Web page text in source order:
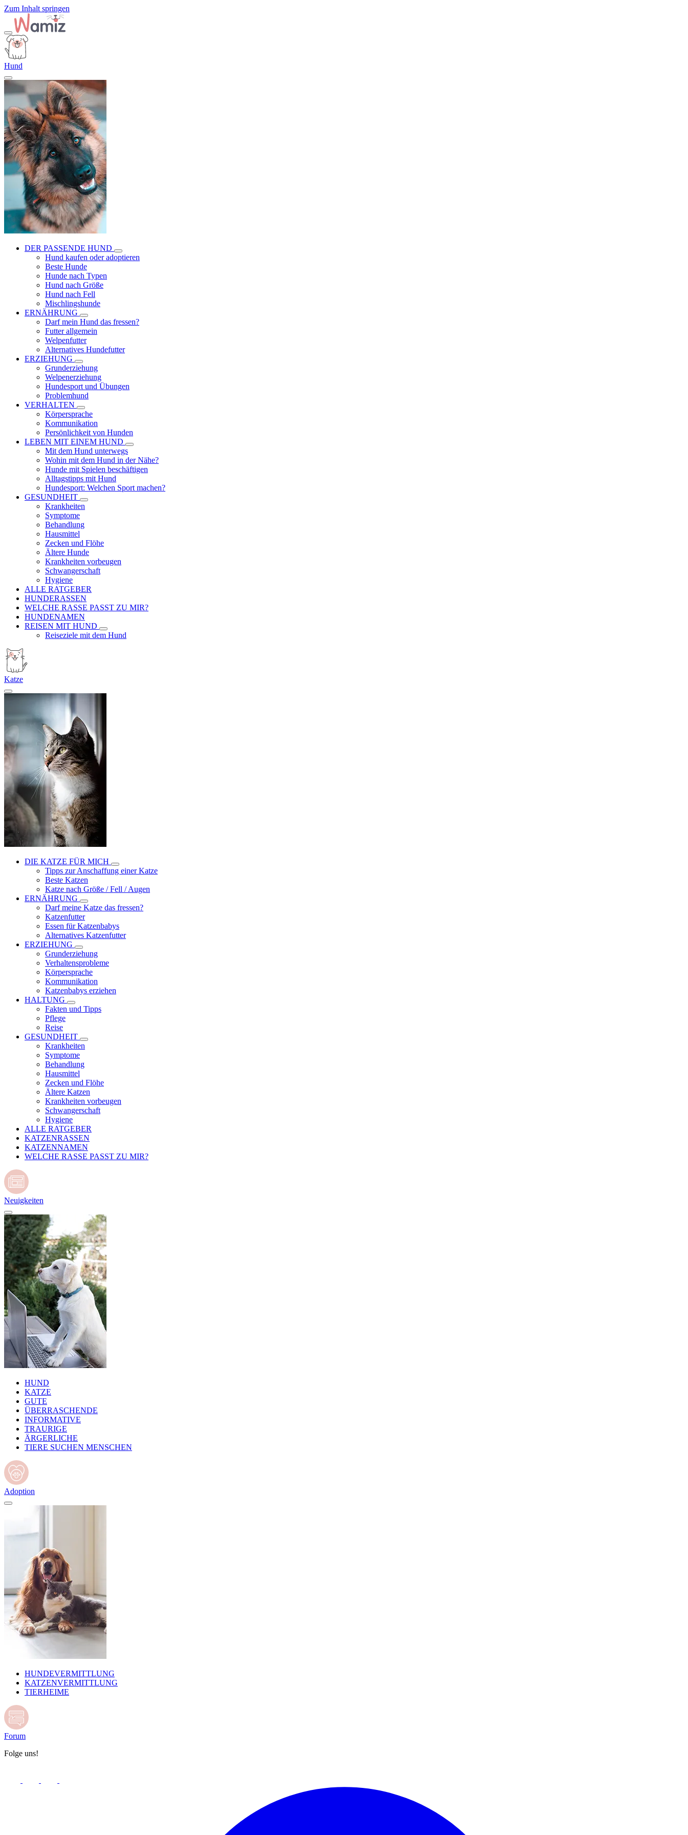
Zum Inhalt springen
Hund
DER PASSENDE HUND
Hund kaufen oder adoptieren
Beste Hunde
Hunde nach Typen
Hund nach Größe
Hund nach Fell
Mischlingshunde
ERNÄHRUNG
Darf mein Hund das fressen?
Futter allgemein
Welpenfutter
Alternatives Hundefutter
ERZIEHUNG
Grunderziehung
Welpenerziehung
Hundesport und Übungen
Problemhund
VERHALTEN
Körpersprache
Kommunikation
Persönlichkeit von Hunden
LEBEN MIT EINEM HUND
Mit dem Hund unterwegs
Wohin mit dem Hund in der Nähe?
Hunde mit Spielen beschäftigen
Alltagstipps mit Hund
Hundesport: Welchen Sport machen?
GESUNDHEIT
Krankheiten
Symptome
Behandlung
Hausmittel
Zecken und Flöhe
Ältere Hunde
Krankheiten vorbeugen
Schwangerschaft
Hygiene
ALLE RATGEBER
HUNDERASSEN
WELCHE RASSE PASST ZU MIR?
HUNDENAMEN
REISEN MIT HUND
Reiseziele mit dem Hund
Katze
DIE KATZE FÜR MICH
Tipps zur Anschaffung einer Katze
Beste Katzen
Katze nach Größe / Fell / Augen
ERNÄHRUNG
Darf meine Katze das fressen?
Katzenfutter
Essen für Katzenbabys
Alternatives Katzenfutter
ERZIEHUNG
Grunderziehung
Verhaltensprobleme
Körpersprache
Kommunikation
Katzenbabys erziehen
HALTUNG
Fakten und Tipps
Pflege
Reise
GESUNDHEIT
Krankheiten
Symptome
Behandlung
Hausmittel
Zecken und Flöhe
Ältere Katzen
Krankheiten vorbeugen
Schwangerschaft
Hygiene
ALLE RATGEBER
KATZENRASSEN
KATZENNAMEN
WELCHE RASSE PASST ZU MIR?
Neuigkeiten
HUND
KATZE
GUTE
ÜBERRASCHENDE
INFORMATIVE
TRAURIGE
ÄRGERLICHE
TIERE SUCHEN MENSCHEN
Adoption
HUNDEVERMITTLUNG
KATZENVERMITTLUNG
TIERHEIME
Forum
Folge uns!